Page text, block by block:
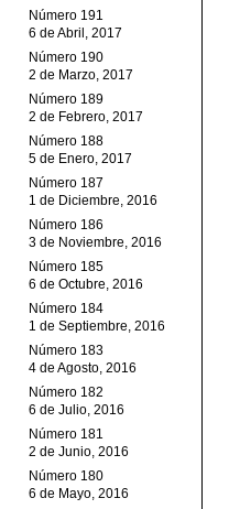
Número 191
6 de Abril, 2017
Número 190
2 de Marzo, 2017
Número 189
2 de Febrero, 2017
Número 188
5 de Enero, 2017
Número 187
1 de Diciembre, 2016
Número 186
3 de Noviembre, 2016
Número 185
6 de Octubre, 2016
Número 184
1 de Septiembre, 2016
Número 183
4 de Agosto, 2016
Número 182
6 de Julio, 2016
Número 181
2 de Junio, 2016
Número 180
6 de Mayo, 2016